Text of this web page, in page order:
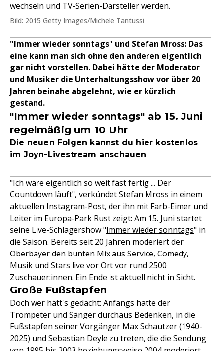
wechseln und TV-Serien-Darsteller werden.
Bild: 2015 Getty Images/Michele Tantussi
"Immer wieder sonntags" und Stefan Mross: Das
eine kann man sich ohne den anderen eigentlich
gar nicht vorstellen. Dabei hätte der Moderator
und Musiker die Unterhaltungsshow vor über 20
Jahren beinahe abgelehnt, wie er kürzlich
gestand.
"Immer wieder sonntags" ab 15. Juni
regelmäßig um 10 Uhr
Die neuen Folgen kannst du hier kostenlos
im Joyn-Livestream anschauen
"Ich wäre eigentlich so weit fast fertig ... Der
Countdown läuft", verkündetStefan Mross in einem
aktuellen Instagram-Post, der ihn mit Farb-Eimer und
Leiter im Europa-Park Rust zeigt: Am 15. Juni startet
seine Live-Schlagershow "Immer wieder sonntags" in
die Saison. Bereits seit 20 Jahren moderiert der
Oberbayer den bunten Mix aus Service, Comedy,
Musik und Stars live vor Ort vor rund 2500
Zuschauer:innen. Ein Ende ist aktuell nicht in Sicht.
Große Fußstapfen
Doch wer hätt's gedacht: Anfangs hatte der
Trompeter und Sänger durchaus Bedenken, in die
Fußstapfen seiner Vorgänger Max Schautzer (1940-
2025) und Sebastian Deyle zu treten, die die Sendung